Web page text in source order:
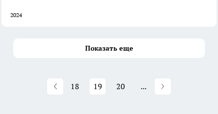
2024
Показать еще
18 19 20 ...